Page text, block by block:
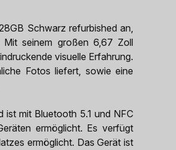
Schwarz refurbished an,
Mit seinem großen 6,67 Zoll
visuelle Erfahrung.
Fotos liefert, sowie eine
ist mit Bluetooth 5.1 und NFC
ermöglicht. Es verfügt
ermöglicht. Das Gerät ist